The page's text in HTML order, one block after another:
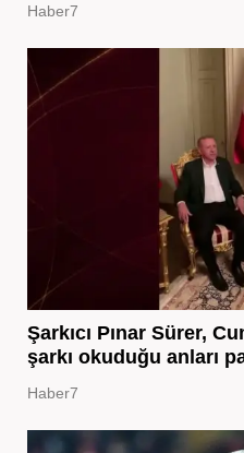
Haber7
Şarkıcı Pınar Sürer,
şarkı okuduğu anları
Haber7